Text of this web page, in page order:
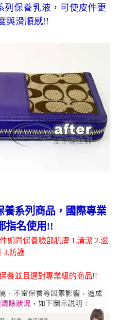
列保養乳液，可使皮件更
與滑順感!!
養系列商品，國際專業
指名使用!!
如同保養臉部肌膚 1.清潔 2.滋
3.防護
養並且選對專業級的商品!!